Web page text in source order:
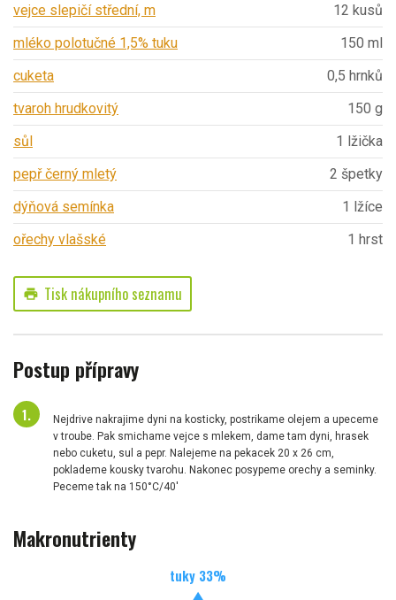
vejce slepičí střední, m
12 kusů
mléko polotučné 1,5% tuku
150 ml
cuketa
0,5 hrnků
tvaroh hrudkovitý
150 g
sůl
1 lžička
pepř černý mletý
2 špetky
dýňová semínka
1 lžíce
ořechy vlašské
1 hrst
print Tisk nákupního seznamu
Postup přípravy
Nejdrive nakrajime dyni na kosticky, postrikame olejem a upeceme
v troube. Pak smichame vejce s mlekem, dame tam dyni, hrasek
nebo cuketu, sul a pepr. Nalejeme na pekacek 20 x 26 cm,
poklademe kousky tvarohu. Nakonec posypeme orechy a seminky.
Peceme tak na 150°C/40'
Makronutrienty
tuky 33%